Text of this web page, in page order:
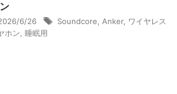
6/26 Soundcore Anker, ワイヤレス
ホン 睡眠用